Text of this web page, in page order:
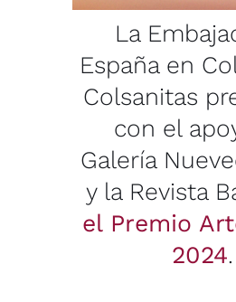
La
España en
Colsanitas
con el
Galería
y la Revista
el Premio
2024.